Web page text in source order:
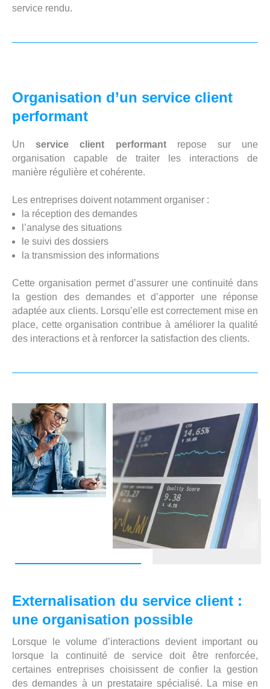
service rendu.
Organisation d’un service client
performant
Unservice client performant repose sur une
organisation capable de traiter les interactions de
manière régulière et cohérente.
Les entreprises doivent notamment organiser :
la réception des demandes
l’analyse des situations
le suivi des dossiers
la transmission des informations
Cette organisation permet d’assurer une continuité dans
la gestion des demandes et d’apporter une réponse
adaptée aux clients. Lorsqu’elle est correctement mise en
place, cette organisation contribue à améliorer la qualité
des interactions et à renforcer la satisfaction des clients.
Externalisation du service client :
une organisation possible
Lorsque le volume d’interactions devient important ou
lorsque la continuité de service doit être renforcée,
certaines entreprises choisissent de confier la gestion
des demandes à un prestataire spécialisé. La mise en